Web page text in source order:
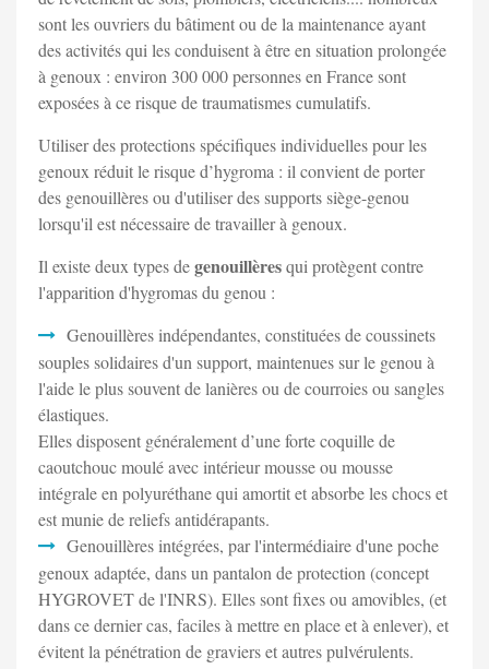
sont les ouvriers du bâtiment ou de la maintenance ayant
des activités qui les conduisent à être en situation prolongée
à genoux : environ 300 000 personnes en France sont
exposées à ce risque de traumatismes cumulatifs.
Utiliser des protections spécifiques individuelles pour les
genoux réduit le risque d’hygroma : il convient de porter
des genouillères ou d'utiliser des supports siège-genou
lorsqu'il est nécessaire de travailler à genoux.
Il existe deux types degenouillèresqui protègent contre
l'apparition d'hygromas du genou :
Genouillères indépendantes, constituées de coussinets
souples solidaires d'un support, maintenues sur le genou à
l'aide le plus souvent de lanières ou de courroies ou sangles
élastiques.
Elles disposent généralement d’une forte coquille de
caoutchouc moulé avec intérieur mousse ou mousse
intégrale en polyuréthane qui amortit et absorbe les chocs et
est munie de reliefs antidérapants.
Genouillères intégrées, par l'intermédiaire d'une poche
genoux adaptée, dans un pantalon de protection (concept
HYGROVET de l'INRS). Elles sont fixes ou amovibles, (et
dans ce dernier cas, faciles à mettre en place et à enlever), et
évitent la pénétration de graviers et autres pulvérulents.